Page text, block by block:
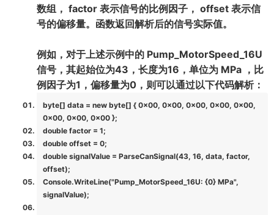
数组， factor 表示信号的比例因子， offset 表示信
号的偏移量。函数返回解析后的信号实际值。
例如，对于上述示例中的 Pump_MotorSpeed_16U
信号，其起始位为43，长度为16，单位为 MPa ，比
例因子为1，偏移量为0，则可以通过以下代码解析：
byte[] data = new byte[] { 0x00, 0x00, 0x00, 0x00, 0x00,
0x00, 0x00, 0x00 };
double factor = 1;
double offset = 0;
double signalValue = ParseCanSignal(43, 16, data, factor,
offset);
Console.WriteLine("Pump_MotorSpeed_16U: {0} MPa",
signalValue);